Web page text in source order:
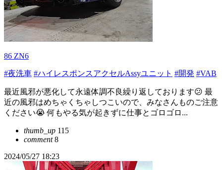
86 ZN6
#夜洗車 #ハイレスポンスアクセルAssyユニット #開発 #VAB
最近風邪が悪化して永遠体調不良繰り返しております😕 最
近の風邪はめちゃくちゃしつこいので、みなさんものご注意
ください😭 何もやる気が起きずに仕事とゴロゴロ...
thumb_up 115
comment8
2024/05/27 18:23